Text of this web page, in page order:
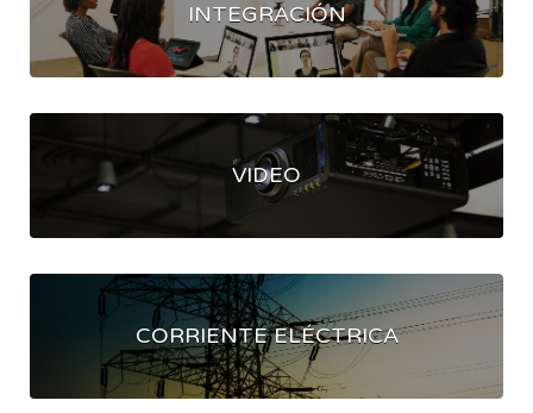
INTEGRACIÓN
VIDEO
CORRIENTE ELÉCTRICA